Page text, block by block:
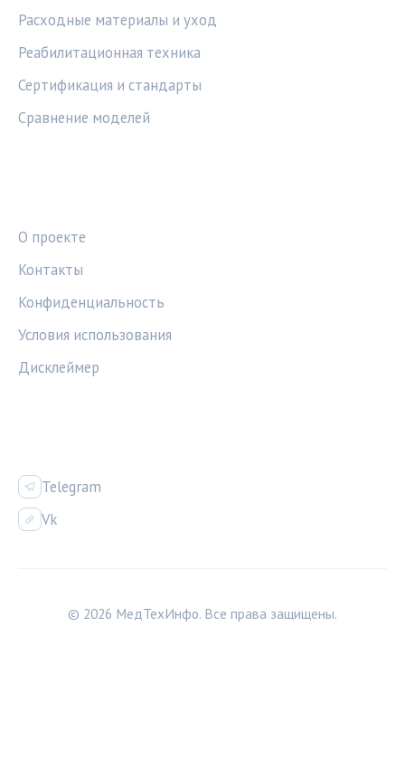
Расходные материалы и уход
Реабилитационная техника
Сертификация и стандарты
Сравнение моделей
О проекте
Контакты
Конфиденциальность
Условия использования
Дисклеймер
Telegram
Vk
© 2026 МедТехИнфо. Все права защищены.